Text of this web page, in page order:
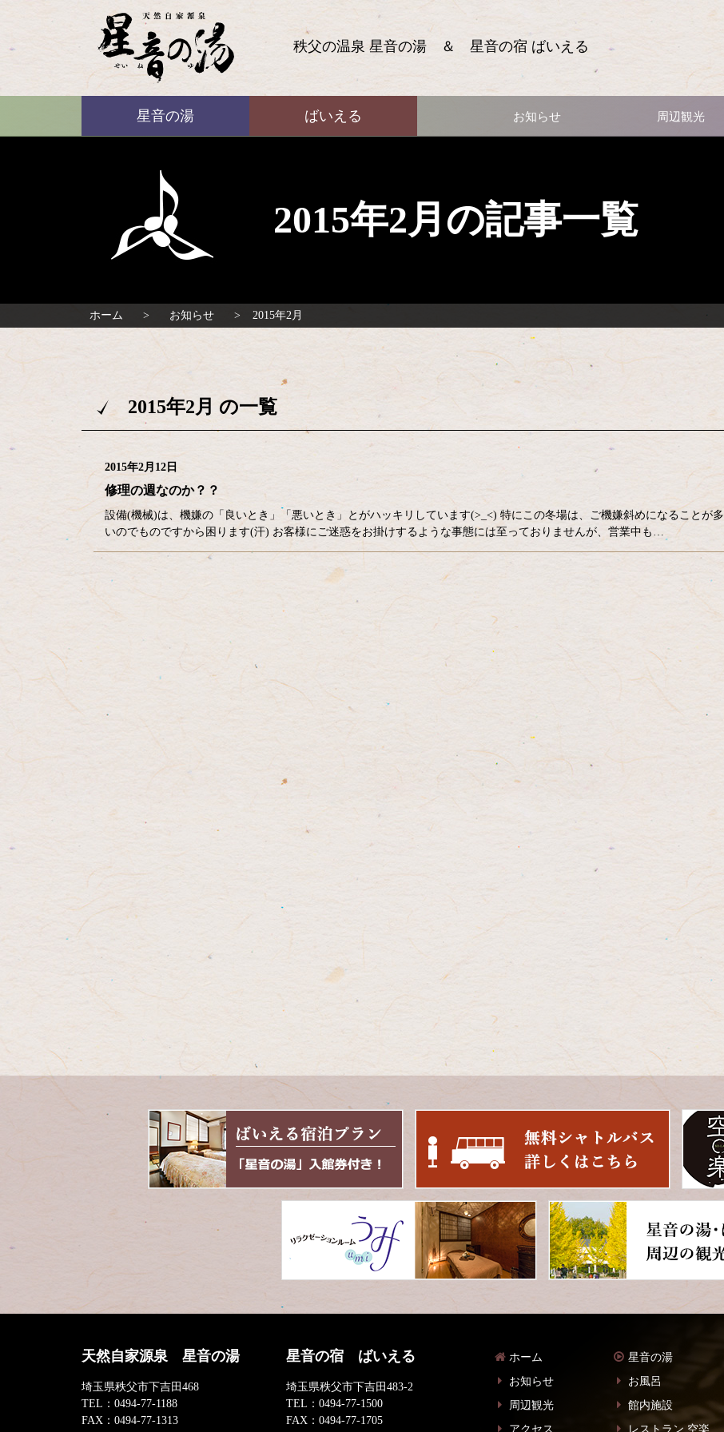
ばいえる
秩父の温泉 星音の湯 ＆ 星音の宿 ばいえる
星音の湯 ばいえる お知らせ 周辺観光
2015年2月の記事一覧
ホーム お知らせ 2015年2月
2015年2月 の一覧
2015年2月12日
修理の週なのか？？
設備(機械)は、機嫌の「良いとき」「悪いとき」とがハッキリしています(>_<) 特にこの冬場は、ご機嫌斜めになることが多
いのでものですから困ります(汗) お客様にご迷惑をお掛けするような事態には至っておりませんが、営業中も…
コ
ツ
ペ
先
天然自家源泉 星音の湯
埼玉県秩父市下吉田468
TEL： 0494-77-1188
FAX： 0494-77-1313
星音の宿 ばいえる
埼玉県秩父市下吉田483-2
TEL：0494-77-1500
FAX：0494-77-1705
ホーム
お知らせ
周辺観光
アクセス
星音の湯
お風呂
館内施設
レストラン 空楽